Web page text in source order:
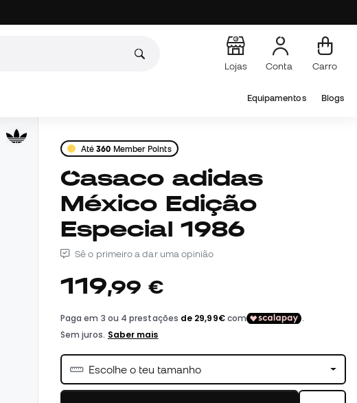
Lojas Conta Carro
Equipamentos Blogs
Até360 Member Points
Casaco adidas
México Edição
Especial 1986
Sê o primeiro a dar uma opinião
119,99 €
Escolhe o teu tamanho